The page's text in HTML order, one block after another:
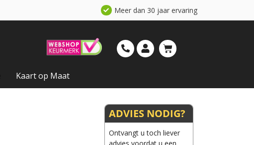
Meer dan 30 jaar ervaring
Kaart op Maat
ADVIES NODIG?
Ontvangt u toch liever
advies voordat u een